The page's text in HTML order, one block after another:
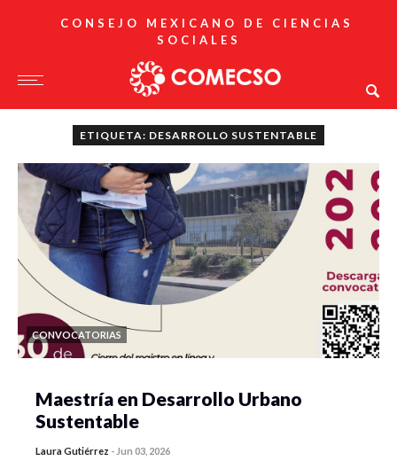
CONSEJO MEXICANO DE CIENCIAS
SOCIALES
ETIQUETA: DESARROLLO SUSTENTABLE
CONVOCATORIAS
Maestría en Desarrollo Urbano
Sustentable
Laura Gutiérrez - Jun 03, 2026